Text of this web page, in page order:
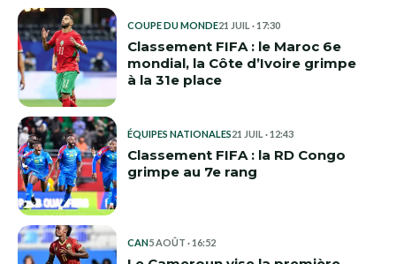
COUPE DU MONDE21 JUIL · 17:30
Classement FIFA : le Maroc 6e
mondial, la Côte d’Ivoire grimpe
à la 31e place
ÉQUIPES NATIONALES21 JUIL · 12:43
Classement FIFA : la RD Congo
grimpe au 7e rang
CAN5 AOÛT · 16:52